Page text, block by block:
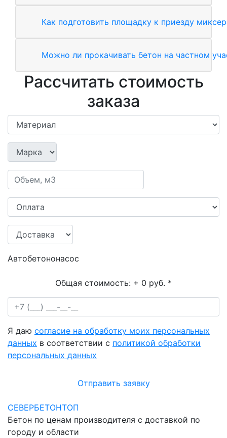
Как подготовить площадку к приезду
Можно ли прокачивать бетон на частном
Рассчитать стоимость
заказа
Автобетононасос
Общая стоимость: + 0 руб. *
Я даю согласие на обработку моих персональных
данных в соответствии с политикой обработки
персональных данных
Отправить заявку
СЕВЕРБЕТОНТОП
Бетон по ценам производителя с доставкой по
городу и области